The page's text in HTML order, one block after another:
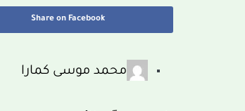
Share on Facebook
محمد موسى كمارا